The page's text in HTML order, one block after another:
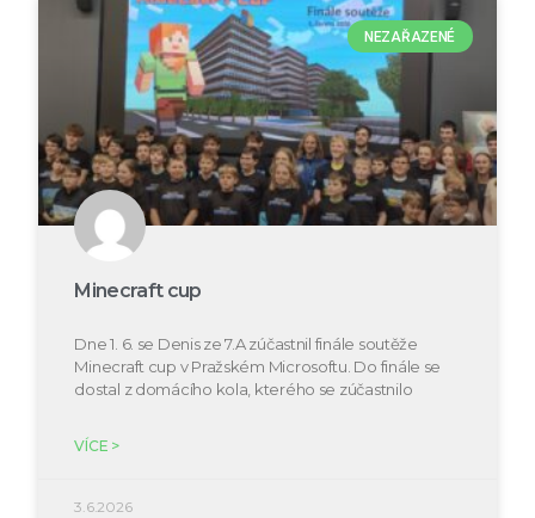
NEZAŘAZENÉ
Minecraft cup
Dne 1. 6. se Denis ze 7.A zúčastnil finále soutěže
Minecraft cup v Pražském Microsoftu. Do finále se
dostal z domácího kola, kterého se zúčastnilo
VÍCE >
3.6.2026